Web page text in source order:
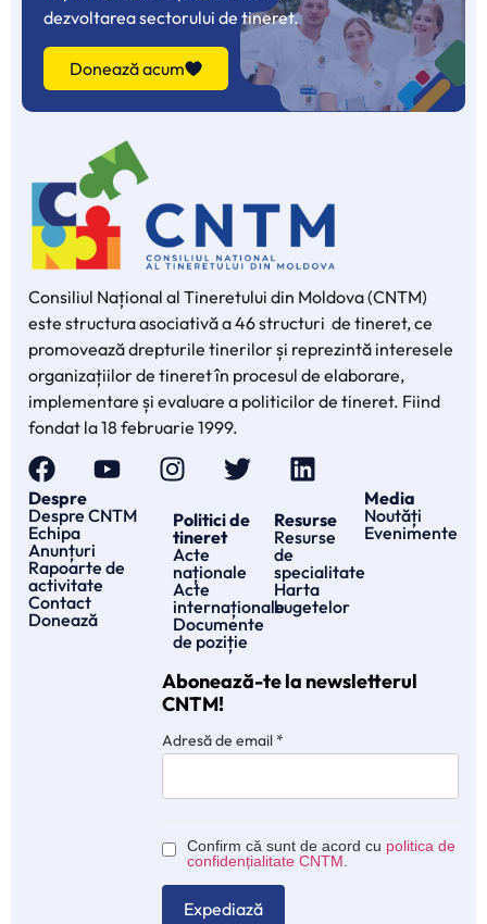
dezvoltarea sectorului de tineret.
Donează acum
Consiliul Național al Tineretului din Moldova (CNTM)
este structura asociativă a 46 structuri de tineret, ce
promovează drepturile tinerilor și reprezintă interesele
organizațiilor de tineret în procesul de elaborare,
implementare și evaluare a politicilor de tineret. Fiind
fondat la 18 februarie 1999.
Despre
Despre CNTM
Echipa
Anunțuri
Rapoarte de
activitate
Contact
Donează
Politici de
tineret
Acte
naționale
Acte
internaționale
Documente
de poziție
Resurse
Resurse
de
specialitate
Harta
bugetelor
Media
Noutăți
Evenimente
Abonează-te la newsletterul
CNTM!
Adresă de email*
Confirm că sunt de acord cu politica de
confidențialitate CNTM.